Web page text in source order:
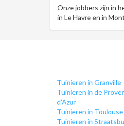
Onze jobbers zijn in
in Le Havre en in
Tuinieren in Granville
Tuinieren in de
d'Azur
Tuinieren in Toulouse
Tuinieren in